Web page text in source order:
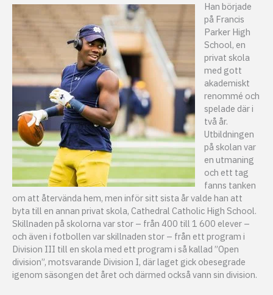
Han började
på Francis
Parker High
School, en
privat skola
med gott
akademiskt
renommé och
spelade där i
två år.
Utbildningen
på skolan var
en utmaning
och ett tag
fanns tanken
om att återvända hem, men inför sitt sista år valde han att
byta till en annan privat skola, Cathedral Catholic High School.
Skillnaden på skolorna var stor – från 400 till 1 600 elever –
och även i fotbollen var skillnaden stor – från ett program i
Division III till en skola med ett program i så kallad ”Open
division”, motsvarande Division I, där laget gick obesegrade
igenom säsongen det året och därmed också vann sin division.